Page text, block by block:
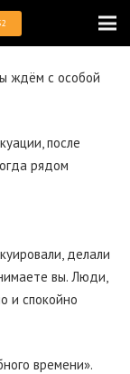
ждём с особой
после
рядом
делали
вы. Люди,
и спокойно
времени».